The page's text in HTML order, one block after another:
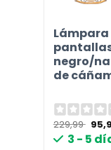
correo
negro/
de
229,99 El
3 - 5